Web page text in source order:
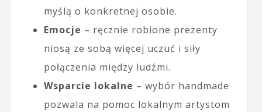
myślą o konkretnej osobie.
Emocje – ręcznie robione prezenty
niosą ze sobą więcej uczuć i siły
połączenia między ludźmi.
Wsparcie lokalne – wybór handmade
pozwala na pomoc lokalnym artystom